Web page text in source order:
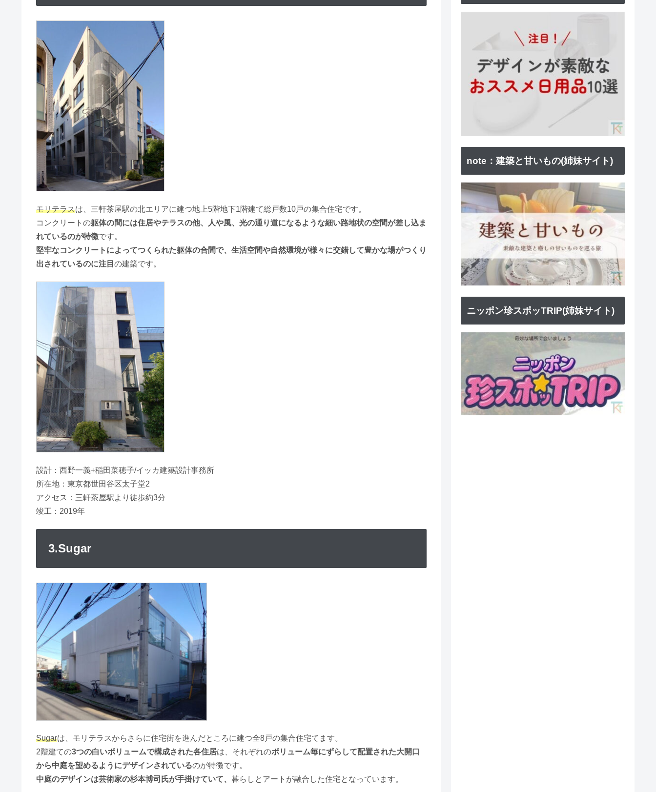
モリテラスは、三軒茶屋駅の北エリアに建つ地上5階地下1階建て総戸数10戸の集合住宅です。
コンクリートの躯体の間には住居やテラスの他、人や風、光の通り道になるような細い路地状の空間が差し込ま
れているのが特徴です。
堅牢なコンクリートによってつくられた躯体の合間で、生活空間や自然環境が様々に交錯して豊かな場がつくり
出されているのに注目 の建築です。
設計：西野一義+稲田菜穂子/イッカ建築設計事務所
所在地：東京都世田谷区太子堂2
アクセス：三軒茶屋駅より徒歩約3分
竣工：2019年
3.Sugar
Sugarは、モリテラスからさらに住宅街を進んだところに建つ全8戸の集合住宅てます。
2階建ての3つの白いボリュームで構成された各住居は、それぞれのボリューム毎にずらして配置された大開口
から中庭を望めるようにデザインされているのが特徴です。
中庭のデザインは芸術家の杉本博司氏が手掛けていて、 暮らしとアートが融合した住宅となっています。
note：建築と甘いもの(姉妹サイト)
ニッポン珍スポッTRIP(姉妹サイト)